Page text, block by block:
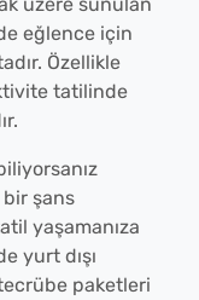
eğlence için
Özellikle
tatilinde
bir şans
yaşamanıza
yurt dışı
paketleri